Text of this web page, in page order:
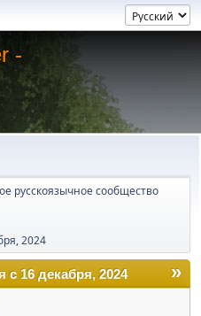
-
русскоязычное сообщество
2024
»
с 16 декабря, 2024